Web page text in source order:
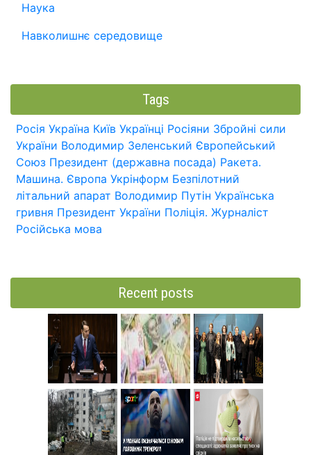
Наука
Навколишнє середовище
Tags
Росія Україна Київ Українці Росіяни Збройні сили
України Володимир Зеленський Європейський
Союз Президент (державна посада) Ракета.
Машина. Європа Укрінформ Безпілотний
літальний апарат Володимир Путін Українська
гривня Президент України Поліція. Журналіст
Російська мова
Recent posts